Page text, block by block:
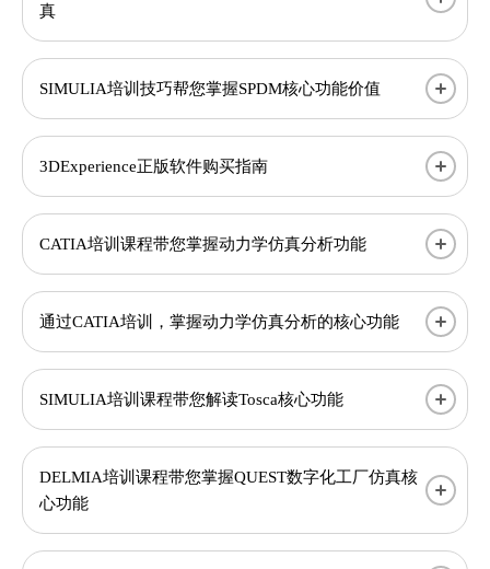
真
SIMULIA培训技巧帮您掌握SPDM核心功能价值
3DExperience正版软件购买指南
CATIA培训课程带您掌握动力学仿真分析功能
通过CATIA培训，掌握动力学仿真分析的核心功能
SIMULIA培训课程带您解读Tosca核心功能
DELMIA培训课程带您掌握QUEST数字化工厂仿真核
心功能